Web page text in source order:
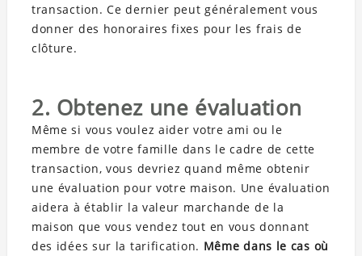
transaction. Ce dernier peut généralement vous
donner des honoraires fixes pour les frais de
clôture.
2. Obtenez une évaluation
Même si vous voulez aider votre ami ou le
membre de votre famille dans le cadre de cette
transaction, vous devriez quand même obtenir
une évaluation pour votre maison. Une évaluation
aidera à établir la valeur marchande de la
maison que vous vendez tout en vous donnant
des idées sur la tarification. Même dans le cas où